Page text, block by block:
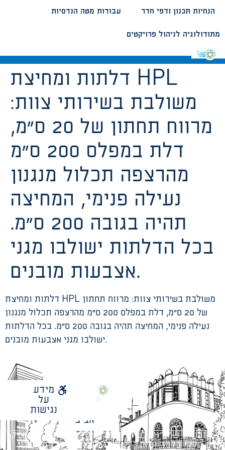
עבודות מטה הנדסיות הנחיות תכנון ודפי חדר
מתודולוגיה לניהול פרויקטים
דלתות ומחיצת HPL
משולבת בשירותי צוות:
מרווח תחתון של 20 ס”מ,
דלת במפלס 200 ס”מ
מהרצפה תכלול מנגנון
נעילה פנימי, המחיצה
תהיה בגובה 200 ס”מ.
בכל הדלתות ישולבו מגני
אצבעות מובנים.
דלתות ומחיצת HPL משולבת בשירותי צוות: מרווח תחתון
של 20 ס”מ, דלת במפלס 200 ס”מ מהרצפה תכלול מנגנון
נעילה פנימי, המחיצה תהיה בגובה 200 ס”מ. בכל הדלתות
ישולבו מגני אצבעות מובנים.
עיריית
אביב
מידע
על
נגישות
כל הזכויות שמורות לעיריית תל-אביב-יפו. האתר מספק
מידע כללי בלבד ומאגד הנחיות תכנוניות בלבד למבני